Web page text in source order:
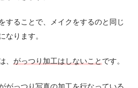
することで、メイクをするのと同じ
なります。
、 がっつり加工はしないこと です。
がっつり写真の加工を行なっている